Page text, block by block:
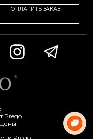
ОПЛАТИТЬ ЗАКАЗ
Prego
Prego